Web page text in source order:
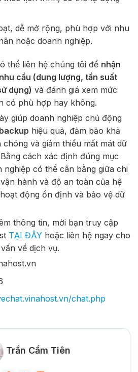
dễ mở rộng, phù hợp với nhu
hoặc doanh nghiệp.
thể liên hệ chúng tôi để nhận
cầu (dung lượng, tần suất
dụng) và đánh giá xem mức
có phù hợp hay không.
giúp doanh nghiệp chủ động
backup hiệu quả, đảm bảo khả
và giảm thiểu mất mát dữ
cách xác định đúng mục
nghiệp có thể cân bằng giữa chi
hành và độ an toàn của hệ
động ổn định và bảo vệ dữ
thông tin, mời bạn truy cập
TẠI ĐÂY hoặc liên hệ ngay cho
về dịch vụ.
chat.php
Trần Cẩm Tiên